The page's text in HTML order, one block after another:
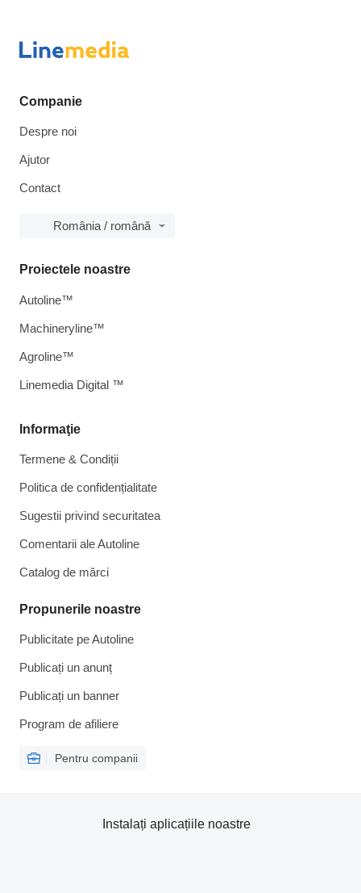
Companie
Despre noi
Ajutor
Contact
România / română
Informaţie
Termene & Condiții
Politica de confidențialitate
Sugestii privind securitatea
Comentarii ale Autoline
Catalog de mărcі
Propunerile noastre
Publicitate pe Autoline
Publicați un anunț
Publicați un banner
Program de afiliere
Pentru companii
Proiectele noastre
Autoline™
Machineryline™
Agroline™
Linemedia Digital ™
Instalați aplicațiile noastre